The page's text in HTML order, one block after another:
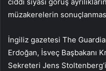
müzakerelerin
İngiliz gazetesi The
Erdoğan, İsveç Başbakanı
Sekreteri Jens